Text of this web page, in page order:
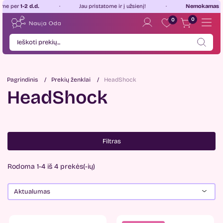
d.d. Jau pristatome ir į užsienį! Nemokamas
0 0
Pagrindinis Prekių ženklai HeadShock
HeadShock
Filtras
Rodoma 1-4 iš 4 prekės(-ių)
Aktualumas